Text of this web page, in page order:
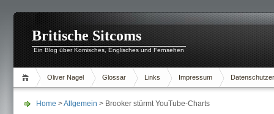
Britische Sitcoms
Ein Blog über Komisches, Englisches und Fernsehen
Oliver Nagel Glossar Links Impressum
Home >Allgemein > Brooker stürmt YouTube-Charts